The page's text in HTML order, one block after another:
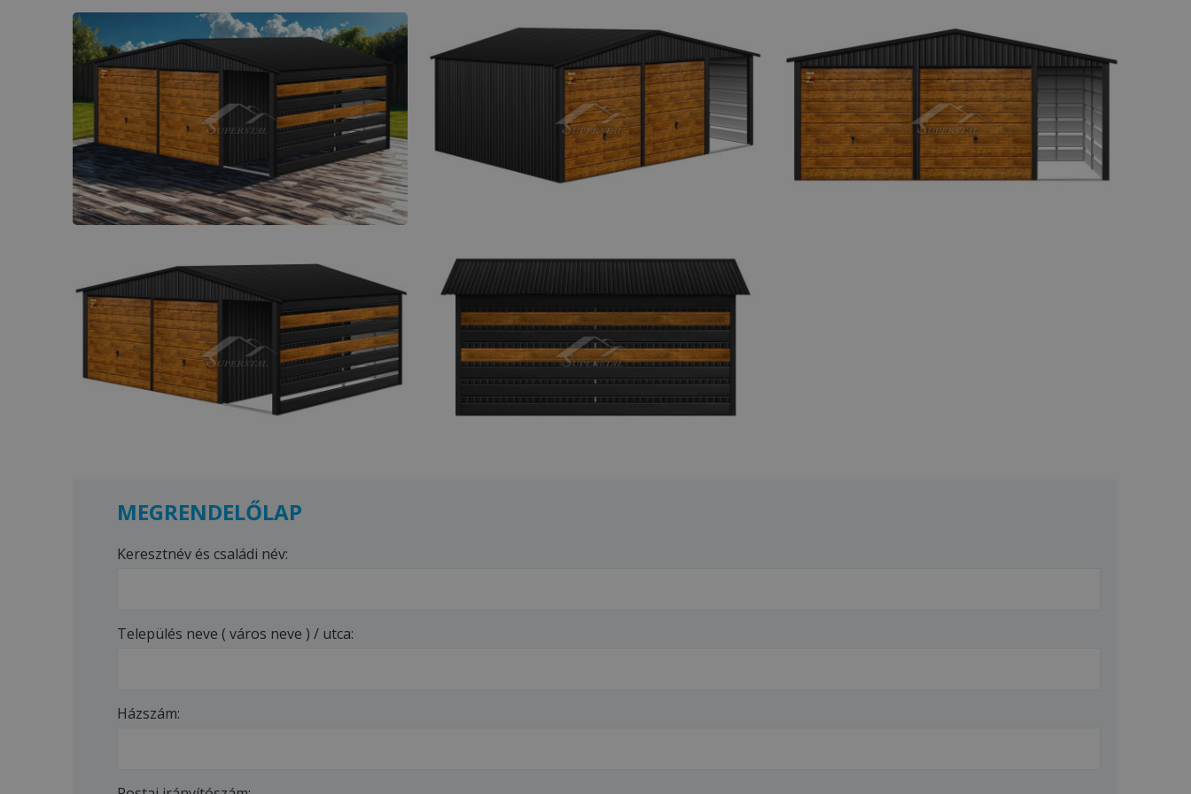
MEGRENDELŐLAP
Keresztnév és családi név:
Település neve ( város neve ) / utca:
Házszám: